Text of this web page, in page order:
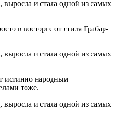
в восторге от стиля Грабар-
истинно народным
тоже.